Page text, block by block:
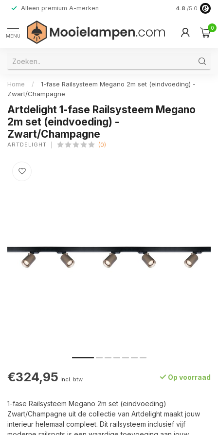
Alleen premium A-merken 4.8 /5.0
MENU
0
Home /
1-fase Railsysteem Megano 2m set (eindvoeding) -
Zwart/Champagne
Artdelight 1-fase Railsysteem Megano
2m set (eindvoeding) -
Zwart/Champagne
ARTDELIGHT (0)
€324,95 Incl. btw Op voorraad
1-fase Railsysteem Megano 2m set (eindvoeding)
Zwart/Champagne uit de collectie van Artdelight maakt jouw
interieur helemaal compleet. Dit railsysteem inclusief vijf